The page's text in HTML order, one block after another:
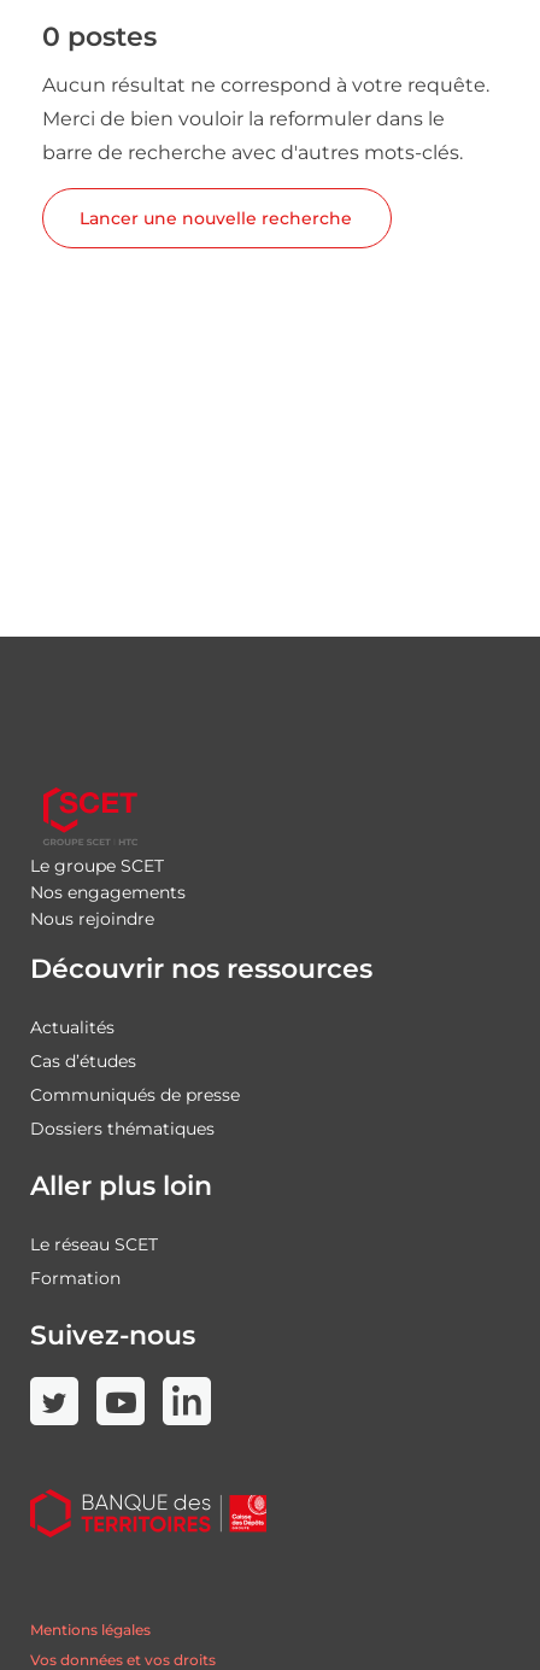
0 postes
Aucun résultat ne correspond à votre requête.
Merci de bien vouloir la reformuler dans le
barre de recherche avec d'autres mots-clés.
Lancer une nouvelle recherche
Le groupe SCET
Nos engagements
Nous rejoindre
Découvrir nos ressources
Actualités
Cas d’études
Communiqués de presse
Dossiers thématiques
Aller plus loin
Le réseau SCET
Formation
Suivez-nous
Mentions légales
Vos données et vos droits